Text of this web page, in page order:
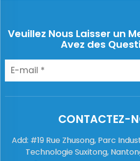
Veuillez Nous Laisser un
Avez des
CONTACTEZ-
Add: #19 Rue Zhusong, Parc
Technologie Suxitong,